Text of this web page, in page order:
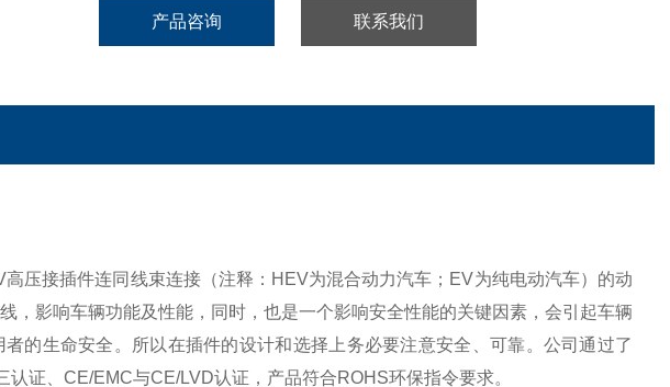
产品咨询 联系我们
高压接插件连同线束连接（注释：HEV为混合动力汽车；EV为纯电动汽车）的动
，影响车辆功能及性能，同时，也是一个影响安全性能的关键因素，会引起车辆
的生命安全。所以在插件的设计和选择上务必要注意安全、可靠。 公司通过了
证、CE/EMC与CE/LVD认证，产品符合ROHS环保指令要求。